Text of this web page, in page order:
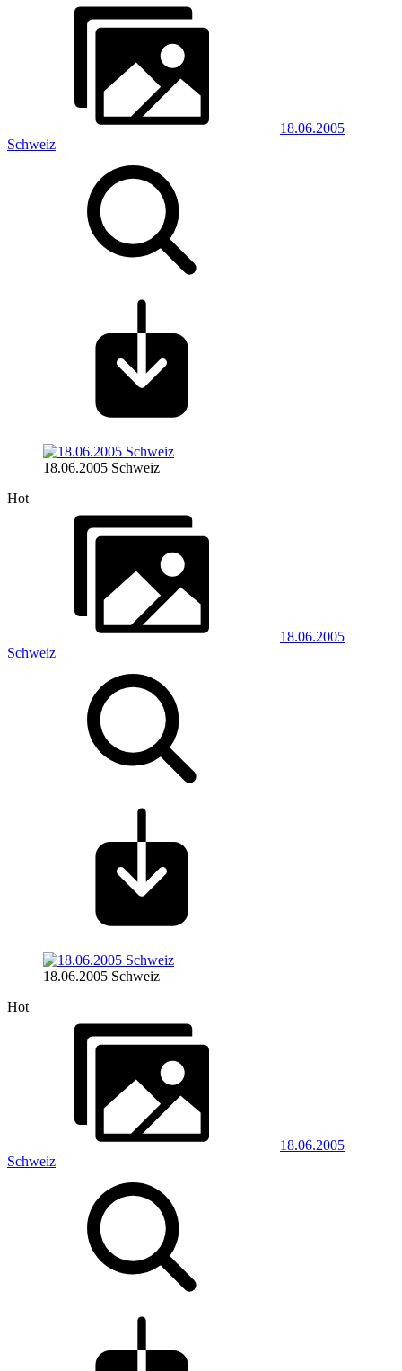
18.06.2005
Schweiz
18.06.2005 Schweiz
Hot
18.06.2005
Schweiz
18.06.2005 Schweiz
Hot
18.06.2005
Schweiz